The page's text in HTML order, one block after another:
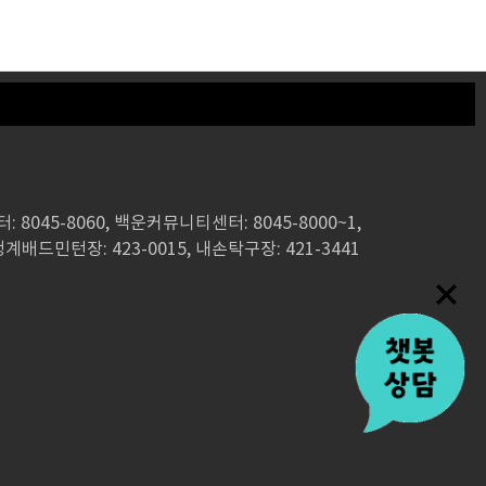
: 8045-8060, 백운커뮤니티센터: 8045-8000~1,
배드민턴장: 423-0015, 내손탁구장: 421-3441